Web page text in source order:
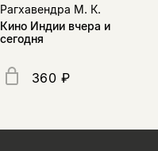
Рагхавендра М. К.
Кино Индии вчера и
сегодня
360 ₽